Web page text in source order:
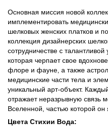
Основная миссия новой
имплементировать
шелковых женских платков и
коллекция дизайнерских
сотрудничестве с талантливой
которая черпает свое
флоре и фауне, а также
медицинские части тела и
уникальный арт-объект.
отражает неразрывную связь
Вселенной, частью которой он
Цвета Стихии Вода: